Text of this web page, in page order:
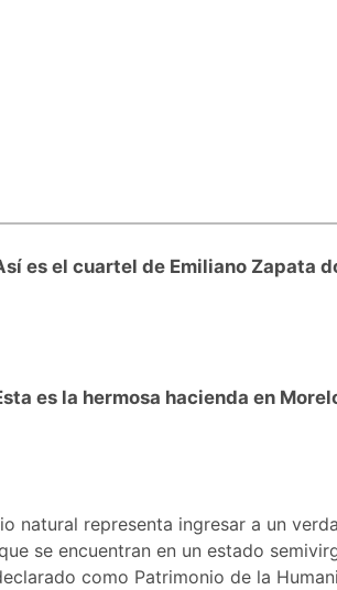
es el cuartel de Emiliano Zapata
es la hermosa hacienda en
natural representa ingresar a un
se encuentran en un estado
como Patrimonio de la